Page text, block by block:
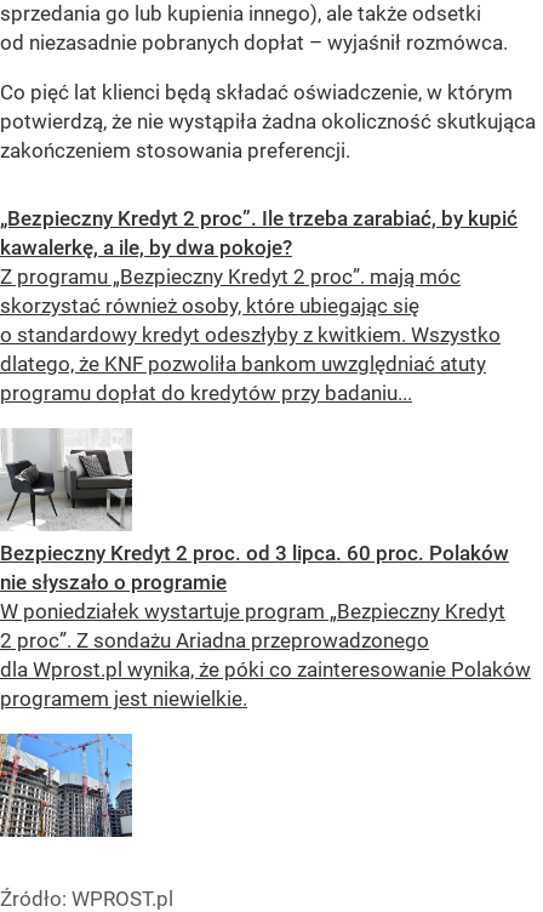
sprzedania go lub kupienia innego), ale także odsetki
od niezasadnie pobranych dopłat – wyjaśnił rozmówca.
Co pięć lat klienci będą składać oświadczenie, w którym
potwierdzą, że nie wystąpiła żadna okoliczność skutkująca
zakończeniem stosowania preferencji.
„Bezpieczny Kredyt 2 proc”. Ile trzeba zarabiać, by kupić
kawalerkę, a ile, by dwa pokoje?
Z programu „Bezpieczny Kredyt 2 proc”. mają móc
skorzystać również osoby, które ubiegając się
o standardowy kredyt odeszłyby z kwitkiem. Wszystko
dlatego, że KNF pozwoliła bankom uwzględniać atuty
programu dopłat do kredytów przy badaniu...
Bezpieczny Kredyt 2 proc. od 3 lipca. 60 proc. Polaków
nie słyszało o programie
W poniedziałek wystartuje program „Bezpieczny Kredyt
2 proc”. Z sondażu Ariadna przeprowadzonego
dla Wprost.pl wynika, że póki co zainteresowanie Polaków
programem jest niewielkie.
Źródło: WPROST.pl